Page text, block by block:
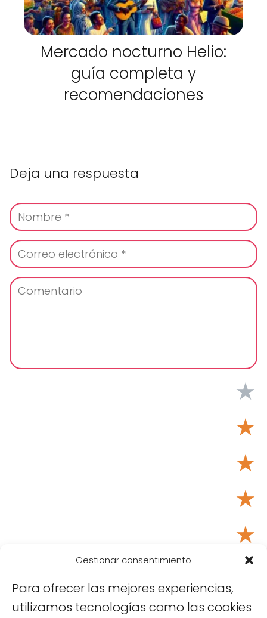
Gestionar consentimiento
Para ofrecer las mejores experiencias,
utilizamos tecnologías como las cookies
Mercado nocturno Helio:
guía completa y
recomendaciones
Deja una respuesta
★
★
★
★
★
Tu puntuación:Útil